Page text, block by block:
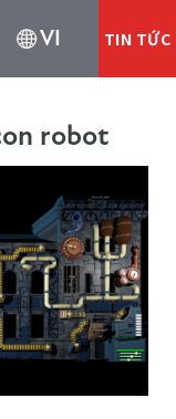
VI TIN TỨC
robot